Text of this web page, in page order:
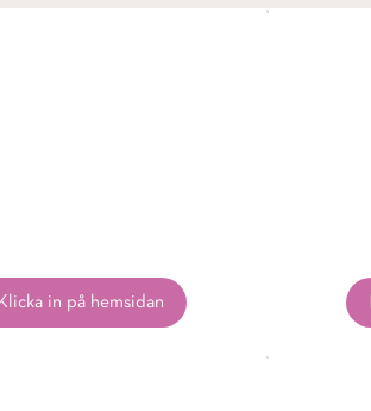
Klicka in på hemsidan